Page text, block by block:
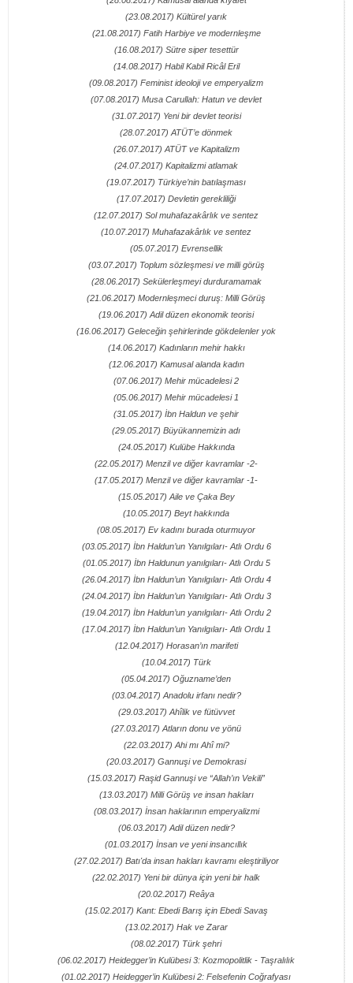
(23.08.2017) Kültürel yarık
(21.08.2017) Fatih Harbiye ve modernleşme
(16.08.2017) Sütre siper tesettür
(14.08.2017) Habil Kabil Ricâl Eril
(09.08.2017) Feminist ideoloji ve emperyalizm
(07.08.2017) Musa Carullah: Hatun ve devlet
(31.07.2017) Yeni bir devlet teorisi
(28.07.2017) ATÜT’e dönmek
(26.07.2017) ATÜT ve Kapitalizm
(24.07.2017) Kapitalizmi atlamak
(19.07.2017) Türkiye’nin batılaşması
(17.07.2017) Devletin gerekliliği
(12.07.2017) Sol muhafazakârlık ve sentez
(10.07.2017) Muhafazakârlık ve sentez
(05.07.2017) Evrensellik
(03.07.2017) Toplum sözleşmesi ve milli görüş
(28.06.2017) Sekülerleşmeyi durduramamak
(21.06.2017) Modernleşmeci duruş: Milli Görüş
(19.06.2017) Adil düzen ekonomik teorisi
(16.06.2017) Geleceğin şehirlerinde gökdelenler yok
(14.06.2017) Kadınların mehir hakkı
(12.06.2017) Kamusal alanda kadın
(07.06.2017) Mehir mücadelesi 2
(05.06.2017) Mehir mücadelesi 1
(31.05.2017) İbn Haldun ve şehir
(29.05.2017) Büyükannemizin adı
(24.05.2017) Kulübe Hakkında
(22.05.2017) Menzil ve diğer kavramlar -2-
(17.05.2017) Menzil ve diğer kavramlar -1-
(15.05.2017) Aile ve Çaka Bey
(10.05.2017) Beyt hakkında
(08.05.2017) Ev kadını burada oturmuyor
(03.05.2017) İbn Haldun’un Yanılgıları- Atlı Ordu 6
(01.05.2017) İbn Haldunun yanılgıları- Atlı Ordu 5
(26.04.2017) İbn Haldun’un Yanılgıları- Atlı Ordu 4
(24.04.2017) İbn Haldun’un Yanılgıları- Atlı Ordu 3
(19.04.2017) İbn Haldun’un yanılgıları- Atlı Ordu 2
(17.04.2017) İbn Haldun’un Yanılgıları- Atlı Ordu 1
(12.04.2017) Horasan’ın marifeti
(10.04.2017) Türk
(05.04.2017) Oğuzname’den
(03.04.2017) Anadolu irfanı nedir?
(29.03.2017) Ahîlik ve fütüvvet
(27.03.2017) Atların donu ve yönü
(22.03.2017) Ahi mı Ahî mi?
(20.03.2017) Gannuşi ve Demokrasi
(15.03.2017) Raşid Gannuşi ve “Allah’ın Vekili”
(13.03.2017) Milli Görüş ve insan hakları
(08.03.2017) İnsan haklarının emperyalizmi
(06.03.2017) Adil düzen nedir?
(01.03.2017) İnsan ve yeni insancıllık
(27.02.2017) Batı'da insan hakları kavramı eleştiriliyor
(22.02.2017) Yeni bir dünya için yeni bir halk
(20.02.2017) Reâya
(15.02.2017) Kant: Ebedi Barış için Ebedi Savaş
(13.02.2017) Hak ve Zarar
(08.02.2017) Türk şehri
(06.02.2017) Heidegger’in Kulübesi 3: Kozmopolitlik - Taşralılık
(01.02.2017) Heidegger’in Kulübesi 2: Felsefenin Coğrafyası